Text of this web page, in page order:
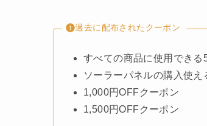
過去に配布されたクーポン
すべての商品に使用できる
ソーラーパネルの購入使
1,000円OFFクーポン
1,500円OFFクーポン